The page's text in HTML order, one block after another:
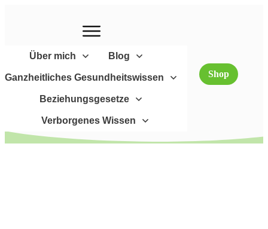
Über mich Blog
Ganzheitliches Gesundheitswissen
Beziehungsgesetze
Verborgenes Wissen
Shop